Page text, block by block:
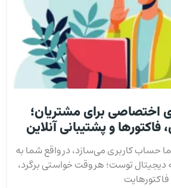
اختصاصی برای مشتریان؛
و پشتیبانی آنلاین
حساب کاربری می‌سازد، در واقع شما به
دیجیتال توست؛ هر وقت خواستی برگرد،